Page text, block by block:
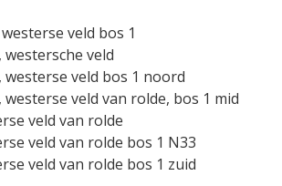
veld bos 1
westersche veld
westerse veld bos 1 noord
westerse veld van rolde, bos 1 mid
veld van rolde
veld van rolde bos 1 N33
veld van rolde bos 1 zuid